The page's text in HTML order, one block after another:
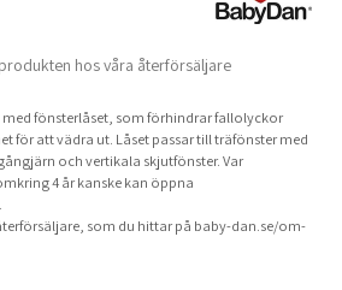
hos våra återförsäljare
med fönsterlåset, som förhindrar fallolyckor
för att vädra ut. Låset passar till träfönster med
och vertikala skjutfönster. Var
4 år kanske kan öppna
som du hittar på baby-dan.se/om-